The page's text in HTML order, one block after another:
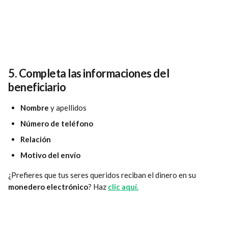
5. Completa las informaciones del
beneficiario
Nombre y apellidos
Número de teléfono
Relación
Motivo del envío
¿Prefieres que tus seres queridos reciban el dinero en su
monedero electrónico? Haz clic aquí.